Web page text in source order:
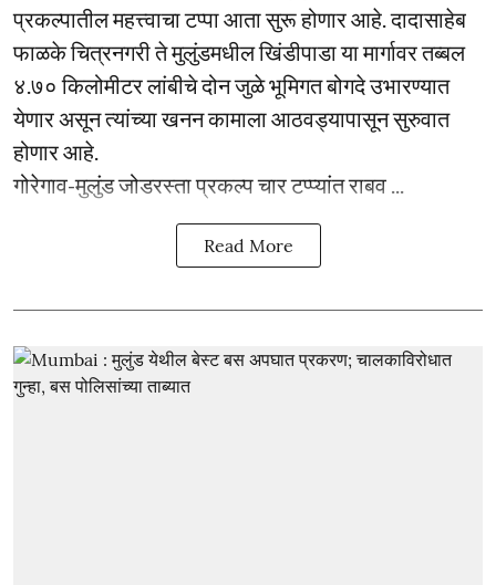
प्रकल्पातील महत्त्वाचा टप्पा आता सुरू होणार आहे. दादासाहेब
फाळके चित्रनगरी ते मुलुंडमधील खिंडीपाडा या मार्गावर तब्बल
४.७० किलोमीटर लांबीचे दोन जुळे भूमिगत बोगदे उभारण्यात
येणार असून त्यांच्या खनन कामाला आठवड्यापासून सुरुवात
होणार आहे.
गोरेगाव-मुलुंड जोडरस्ता प्रकल्प चार टप्प्यांत राबव ...
Read More